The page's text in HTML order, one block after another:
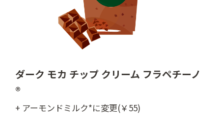
ダーク モカ チップ クリーム フラペチーノ
®
+ アーモンドミルク*に変更(￥55)